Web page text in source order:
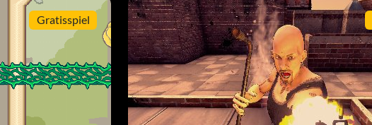
Gratisspiel